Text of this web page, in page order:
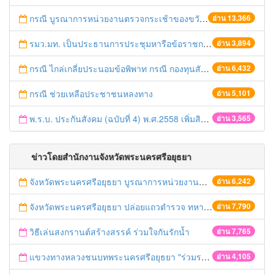
อ่าน 13,366
กรณี บูรณาการหน่วยงานตรวจกระเช้าของขวัญปีใหม่ในเขตพื้นที่จังหวัดพระนครศรีอยุธยา
อ่าน 3,894
รมว.มท. เป็นประธานการประชุมหารือข้อราชการร่วมกับผู้ว่าฯ ทั่วประเทศ ผ่านระบบ Video Conference เน้นย้ำดูแลความปลอดภัยให้ประชาชนในช่วงเทศกาลปีใหม่ และเดินหน้าผลักดันทุกมาตรการในพื้นที่ให้เกิดผลอย่างเป็นรูปธรรม
อ่าน 6,432
กรณี ไกล่เกลี่ยประนอมข้อพิพาท กรณี กองทุนสัจจะหมู่บ้าน อำเภอบางไทร
อ่าน 5,101
กรณี ช่วยเหลือประชาชนหลงทาง
อ่าน 3,565
พ.ร.บ. ประกันสังคม (ฉบับที่ 4) พ.ศ.2558 เพิ่มสิทธิประโยชน์ให้กับผู้ประกันตนมากยิ่งขึ้น มีผลบังคับใช้ 20 ต.ค.58
ข่าวโดยสำนักงานจังหวัดพระนครศรีอยุธยา
อ่าน 6,242
จังหวัดพระนครศรีอยุธยา บูรณาการหน่วยงานที่เกี่ยวข้อง ลงพื้นที่จัดระเบียบและดำเนินมาตรการตามบทลงโทษสูงสุดกับผู้ประกอบการร้านค้าที่ยังฝ่าฝืนตั้งร้านค้ารุกล้ำเขตพื้นที่ทางหลวง เตรียมความปลอดภัยก่อนเทศกาลสงกรานต์
อ่าน 7,790
จังหวัดพระนครศรีอยุธยา ปล่อยแถวตำรวจ ทหาร ฝ่ายปกครอง กว่า 100 นาย ตรวจเข้มท่ารถสาธารณะ สถานีขนส่งรถโดยสาร วินรถตู้ และสถานีรถไฟ เตรียมรับมือเทศกาลสงกรานต์
อ่าน 7,765
วิธีเล่นสงกรานต์สร้างสรรค์ ร่วมใจกันรักน้ำ
อ่าน 4,105
แขวงทางหลวงชนบทพระนครศรีอยุธยา "ร่วมรณรงค์ ขับช้า เปิดไฟหน้า คาดเข็มขัด" เทศกาลสงกรานต์ ปี 2561